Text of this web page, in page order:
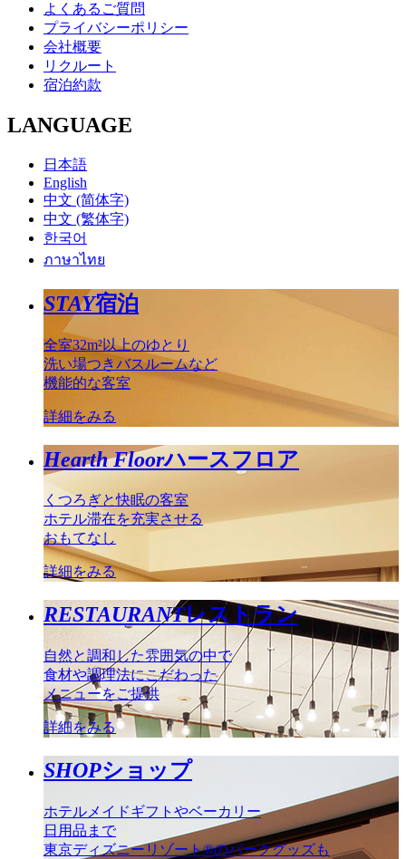
よくあるご質問
プライバシーポリシー
会社概要
リクルート
宿泊約款
LANGUAGE
日本語
English
中文 (简体字)
中文 (繁体字)
한국어
ภาษาไทย
STAY宿泊
全室32m²以上のゆとり
洗い場つきバスルームなど
機能的な客室
詳細をみる
Hearth Floorハースフロア
くつろぎと快眠の客室
ホテル滞在を充実させる
おもてなし
詳細をみる
RESTAURANTレストラン
自然と調和した雰囲気の中で
食材や調理法にこだわった
メニューをご提供
詳細をみる
SHOPショップ
ホテルメイドギフトやベーカリー
日用品まで
東京ディズニーリゾート®のパークグッズも